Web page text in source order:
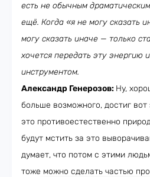
есть не обычным
ещё. Когда «я не могу сказать
могу сказать иначе — только
хочется передать эту энергию
инструментом.
Александр Генерозов: Ну,
больше возможного, достиг
это противоестественно
будут мстить за это
думает, что потом с этими
тоже можно сделать частью